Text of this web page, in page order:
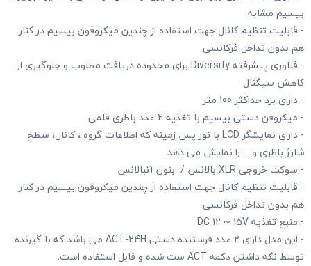
بیسیم مشابه
- قابلیت تنظیم کانال جهت استفاده از چندین میکروفون بیسیم در کنار
هم بدون تداخل فرکانسی
- فناوری پیشرفته Diversity برای محدوده دریافت مطلوب و جلوگیری از
کاهش سیگنال
- دارای برد حداکثر 100 متر
- میکروفن دستی بیسیم با تغذیه 2 عدد باطری قلمی
- دارای نمایشگر LCD با نور پس زمینه که اطلاعات گروه ، کانال، سطح
شارژ باطری و ... را نمایش می دهد.
- سوکت خروجی XLR بالانس / بنون آنبالانس
- قابلیت تنظیم کانال جهت استفاده از چندین میکروفون بیسیم در کنار
هم بدون تداخل فرکانسی
- منبع تغذیه DC 12 ~ 15V
- این مدل دارای 2 عدد فرستنده دستی ACT-24H می باشد که با گیرنده
توسط نگه داشتن دکمه ACT ست شده و قابل استفاده است.